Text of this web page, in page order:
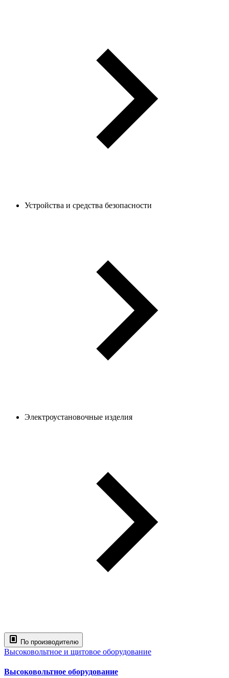
Устройства и средства безопасности
Электроустановочные изделия
По производителю
Высоковольтное и щитовое оборудование
Высоковольтное оборудование